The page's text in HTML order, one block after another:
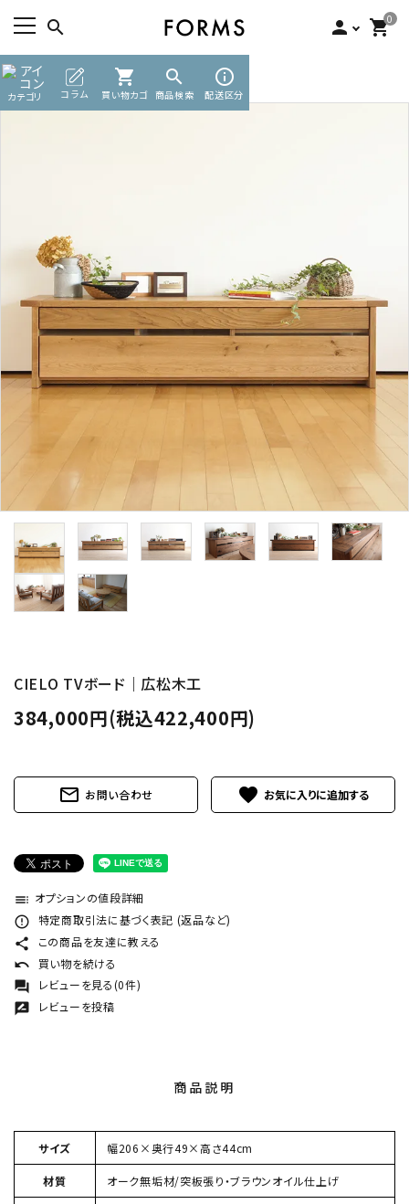
search person 0
shopping_cart
カテゴリ コラム
shopping_cart
買い物カゴ
search
商品検索
info_outline
配送区分
ACCOUNT MENU
ようこそ ゲスト 様
カテゴリーから探す
素材から選ぶ
インフォメーション
TOP 収納家具 テレビボード
CIELO TVボード｜広松木工
384,000円(税込422,400円)
mail_outline お問い合わせ favorite
toc オプションの値段詳細
error_outline 特定商取引法に基づく表記 (返品など)
share この商品を友達に教える
undo 買い物を続ける
forum レビューを見る(0件)
rate_review レビューを投稿
商品説明
サイズ 幅206×奥行49×高さ44cm
材質 オーク無垢材/突板張り・ブラウンオイル仕上げ